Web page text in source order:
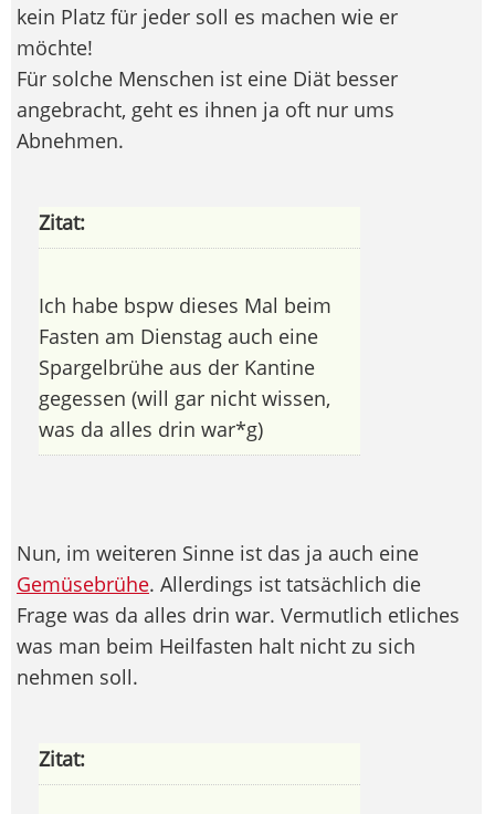
kein Platz für jeder soll es machen wie er
möchte!
Für solche Menschen ist eine Diät besser
angebracht, geht es ihnen ja oft nur ums
Abnehmen.
Zitat:
Ich habe bspw dieses Mal beim
Fasten am Dienstag auch eine
Spargelbrühe aus der Kantine
gegessen (will gar nicht wissen,
was da alles drin war*g)
Nun, im weiteren Sinne ist das ja auch eine
Gemüsebrühe. Allerdings ist tatsächlich die
Frage was da alles drin war. Vermutlich etliches
was man beim Heilfasten halt nicht zu sich
nehmen soll.
Zitat: